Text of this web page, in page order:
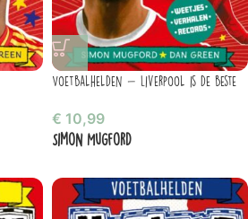
Voetbalhelden – Liverpool is de beste
€ 10,99
Simon Mugford